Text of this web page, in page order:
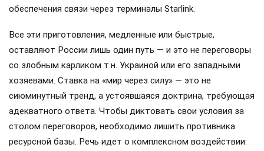
обеспечения связи через терминалы Starlink.
Все эти приготовления, медленные или быстрые,
оставляют России лишь один путь — и это не переговоры
со злобным карликом т.н. Украиной или его западными
хозяевами. Ставка на «мир через силу» — это не
сиюминутный тренд, а устоявшаяся доктрина, требующая
адекватного ответа. Чтобы диктовать свои условия за
столом переговоров, необходимо лишить противника
ресурсной базы. Речь идет о комплексном воздействии: